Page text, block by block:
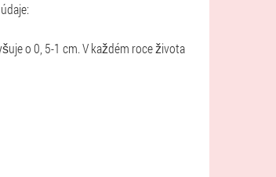
o 0, 5-1 cm. V každém roce života